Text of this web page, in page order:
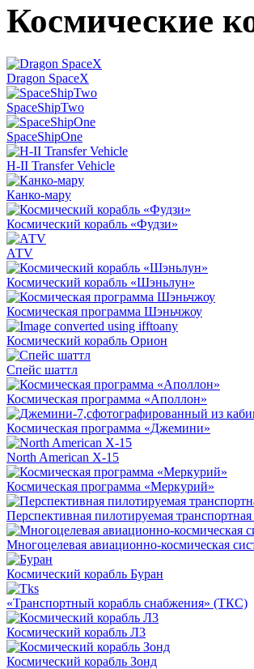
Космические
Dragon SpaceX
SpaceShipTwo
SpaceShipOne
H-II Transfer Vehicle
Канко-мару
Космический корабль «Фудзи»
АТV
Космический корабль «Шэньлун»
Космическая программа Шэньчжоу
Космический корабль Орион
Спейс шаттл
Космическая программа «Аполлон»
Космическая программа «Джемини»
North American X-15
Космическая программа «Меркурий»
Перспективная пилотируемая транспортная
Многоцелевая авиационно-космическая
Космический корабль Буран
«Транспортный корабль снабжения» (ТКС)
Космический корабль Л3
Космический корабль Зонд